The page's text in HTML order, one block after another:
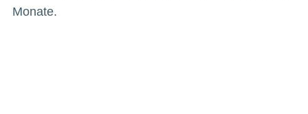
Monate.